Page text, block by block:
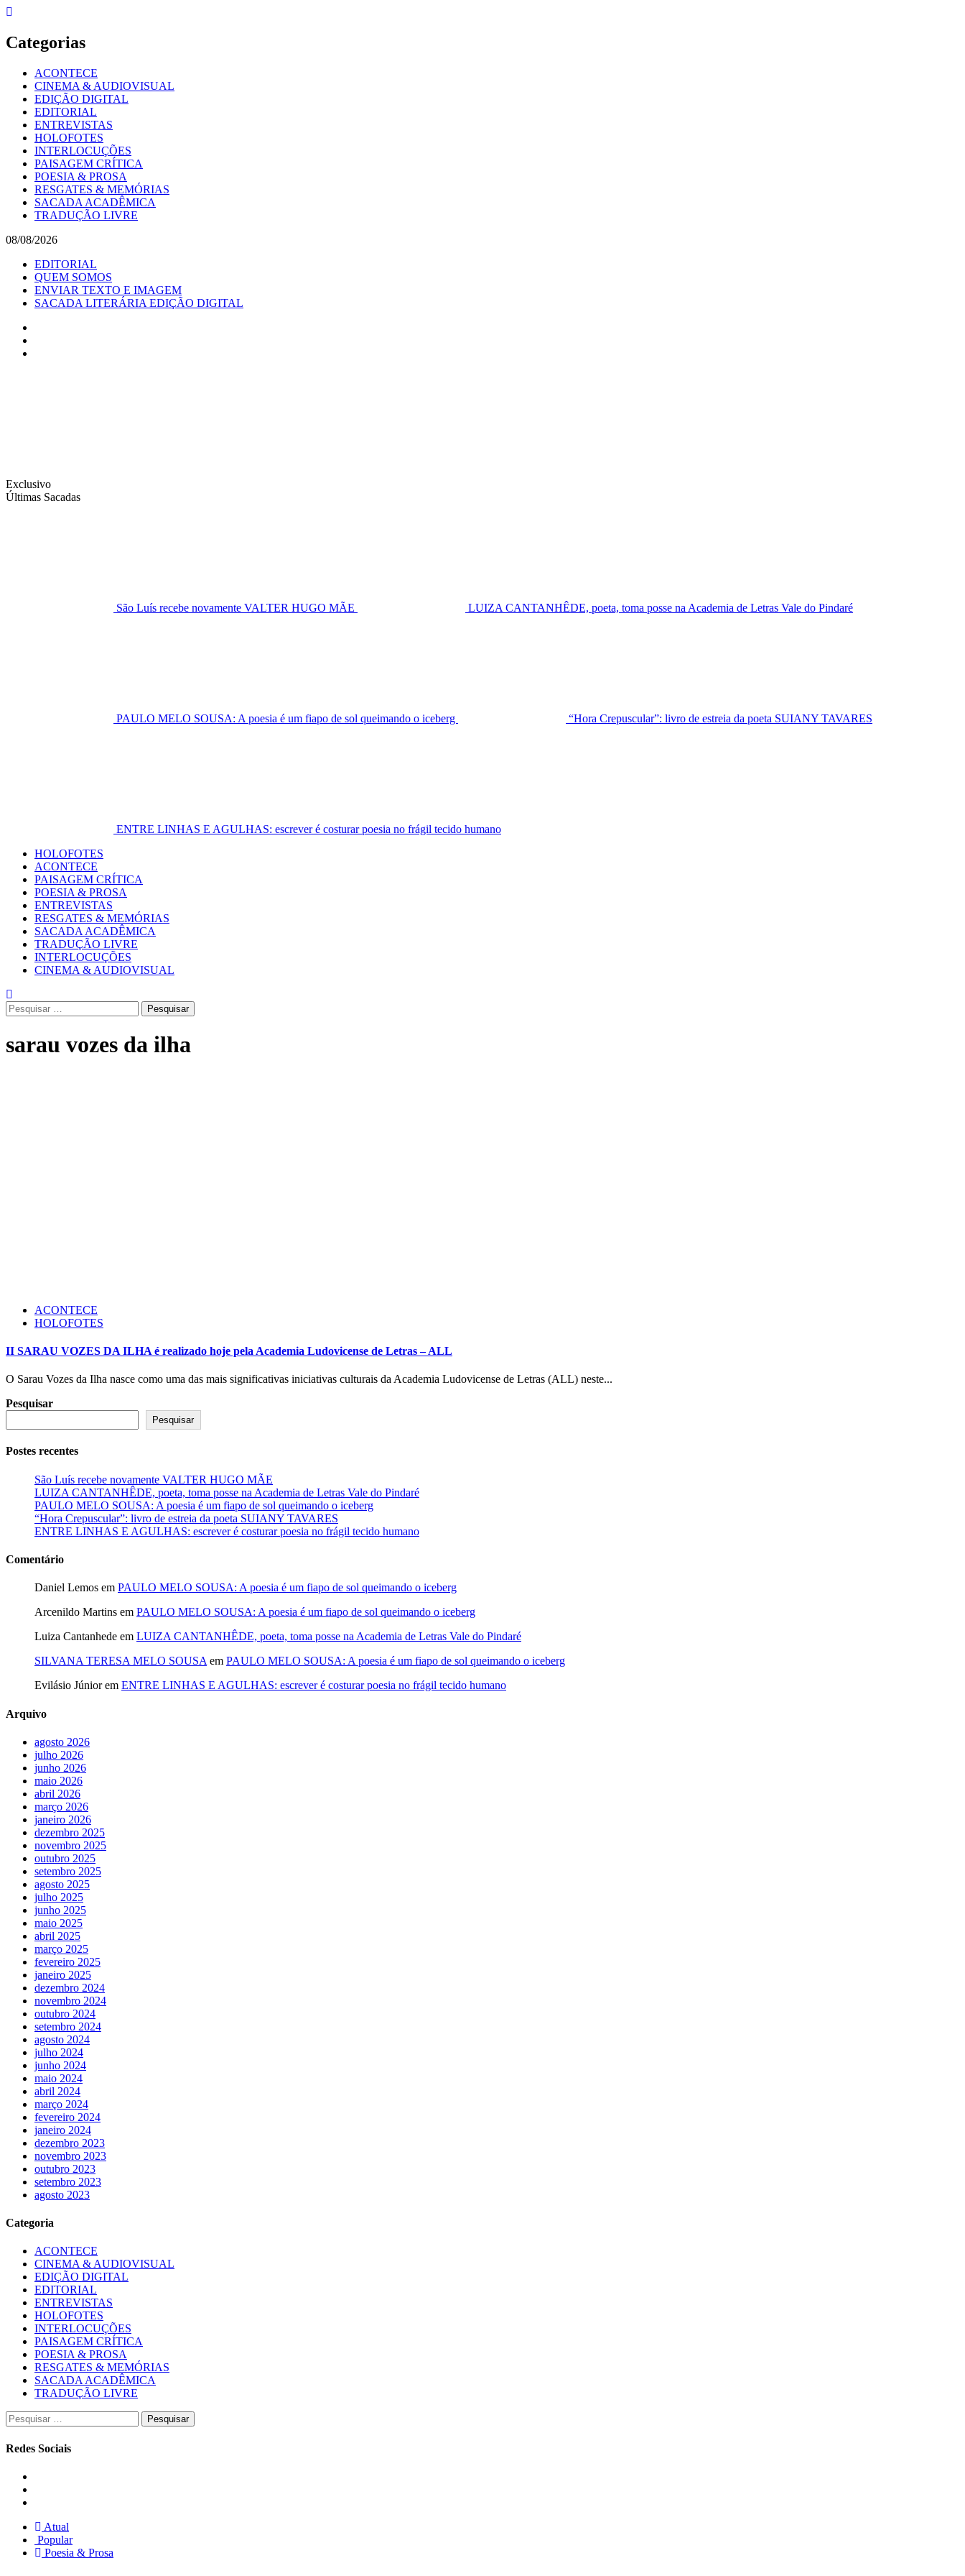
Skip
content
Categorias
ACONTECE
CINEMA & AUDIOVISUAL
EDIÇÃO DIGITAL
EDITORIAL
ENTREVISTAS
HOLOFOTES
INTERLOCUÇÕES
PAISAGEM CRÍTICA
POESIA & PROSA
RESGATES & MEMÓRIAS
SACADA ACADÊMICA
TRADUÇÃO LIVRE
08/08/2026
EDITORIAL
QUEM SOMOS
ENVIAR TEXTO E IMAGEM
SACADA LITERÁRIA EDIÇÃO DIGITAL
Exclusivo
Últimas Sacadas
São Luís recebe novamente VALTER HUGO MÃE LUIZA CANTANHÊDE, poeta, toma posse na Academia de Letras Vale do Pindaré
PAULO MELO SOUSA: A poesia é um fiapo de sol queimando o iceberg “Hora Crepuscular”: livro de estreia da poeta SUIANY TAVARES
ENTRE LINHAS E AGULHAS: escrever é costurar poesia no frágil tecido humano
Primary
Menu
HOLOFOTES
ACONTECE
PAISAGEM CRÍTICA
POESIA & PROSA
ENTREVISTAS
RESGATES & MEMÓRIAS
SACADA ACADÊMICA
TRADUÇÃO LIVRE
INTERLOCUÇÕES
CINEMA & AUDIOVISUAL
Pesquisar
por:
sarau vozes da ilha
ACONTECE
HOLOFOTES
II SARAU VOZES DA ILHA é realizado hoje pela Academia Ludovicense de Letras – ALL
O Sarau Vozes da Ilha nasce como uma das mais significativas iniciativas culturais da Academia Ludovicense de Letras (ALL) neste...
Pesquisar
Pesquisar
Postes recentes
São Luís recebe novamente VALTER HUGO MÃE
LUIZA CANTANHÊDE, poeta, toma posse na Academia de Letras Vale do Pindaré
PAULO MELO SOUSA: A poesia é um fiapo de sol queimando o iceberg
“Hora Crepuscular”: livro de estreia da poeta SUIANY TAVARES
ENTRE LINHAS E AGULHAS: escrever é costurar poesia no frágil tecido humano
Comentário
Daniel Lemos em PAULO MELO SOUSA: A poesia é um fiapo de sol queimando o iceberg
Arcenildo Martins em PAULO MELO SOUSA: A poesia é um fiapo de sol queimando o iceberg
Luiza Cantanhede em LUIZA CANTANHÊDE, poeta, toma posse na Academia de Letras Vale do Pindaré
SILVANA TERESA MELO SOUSA em PAULO MELO SOUSA: A poesia é um fiapo de sol queimando o iceberg
Evilásio Júniorem ENTRE LINHAS E AGULHAS: escrever é costurar poesia no frágil tecido humano
Arquivo
agosto 2026
julho 2026
junho 2026
maio 2026
abril 2026
março 2026
janeiro 2026
dezembro 2025
novembro 2025
outubro 2025
setembro 2025
agosto 2025
julho 2025
junho 2025
maio 2025
abril 2025
março 2025
fevereiro 2025
janeiro 2025
dezembro 2024
novembro 2024
outubro 2024
setembro 2024
agosto 2024
julho 2024
junho 2024
maio 2024
abril 2024
março 2024
fevereiro 2024
janeiro 2024
dezembro 2023
novembro 2023
outubro 2023
setembro 2023
agosto 2023
Categoria
ACONTECE
CINEMA & AUDIOVISUAL
EDIÇÃO DIGITAL
EDITORIAL
ENTREVISTAS
HOLOFOTES
INTERLOCUÇÕES
PAISAGEM CRÍTICA
POESIA & PROSA
RESGATES & MEMÓRIAS
SACADA ACADÊMICA
TRADUÇÃO LIVRE
Pesquisar
por:
Redes Sociais
Atual
Popular
Poesia & Prosa